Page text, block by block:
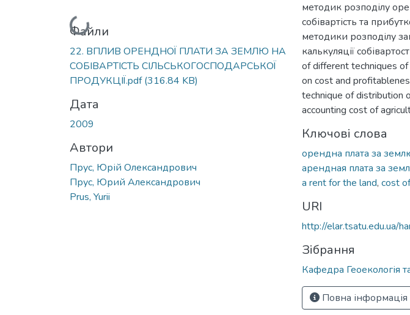
Вантажиться...
Файли
22. ВПЛИВ ОРЕНДНОЇ ПЛАТИ ЗА ЗЕМЛЮ НА
СОБІВАРТІСТЬ СІЛЬСЬКОГОСПОДАРСЬКОЇ
ПРОДУКЦІЇ.pdf(316.84 KB)
Дата
2009
Автори
Прус, Юрій Олександрович
Прус, Юрий Александрович
Prus, Yurii
методик розподілу
собівартість та
методики розподілу
калькуляції
of different techniques
on cost and
technique of distribution
accounting cost of
Ключові слова
орендна плата за
арендная плата за
a rent for the land, cost
URI
http://elar.tsatu.edu.ua/
Зібрання
Кафедра Геоекологія
Повна